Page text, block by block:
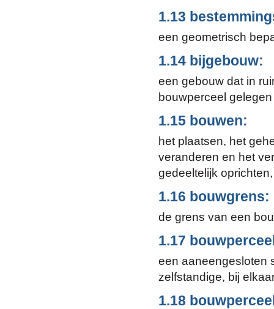
1.13
een geometrisch
1.14 bijgebouw:
een gebouw dat in
bouwperceel
1.15 bouwen:
het plaatsen, het
veranderen en het
gedeeltelijk
1.16 bouwgrens:
de grens van een
1.17
een aaneengesloten
zelfstandige, bij
1.18